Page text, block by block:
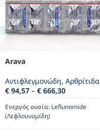
Arava
Αντιφλεγμονώδη, Αρθρίτιδα
€ 94,57 – € 666,30
Ενεργός ουσία: Leflunomide
(Λεφλουνομίδη)